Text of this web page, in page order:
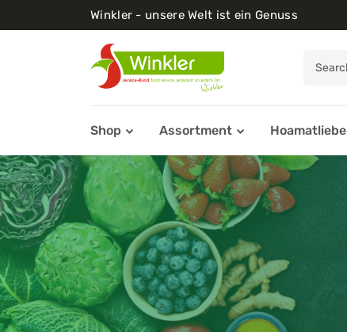
Winkler - unsere Welt ist ein Genuss
Shop Assortment Hoamatliebe